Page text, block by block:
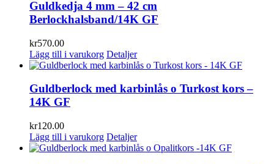
Guldkedja 4 mm – 42 cm
Berlockhalsband/14K GF
kr570.00
Lägg till i varukorg Detaljer
Guldberlock med karbinlås o Turkost kors –
14K GF
kr120.00
Lägg till i varukorg Detaljer